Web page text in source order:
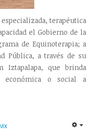
terapéutica
el Gobierno de la
de Equinoterapia; a
Pública, a través de su
Iztapalapa, que brinda
económica o social a